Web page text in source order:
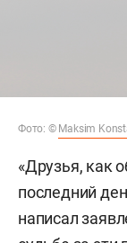
Фото: © Maksim
«Друзья, как
последний
написал